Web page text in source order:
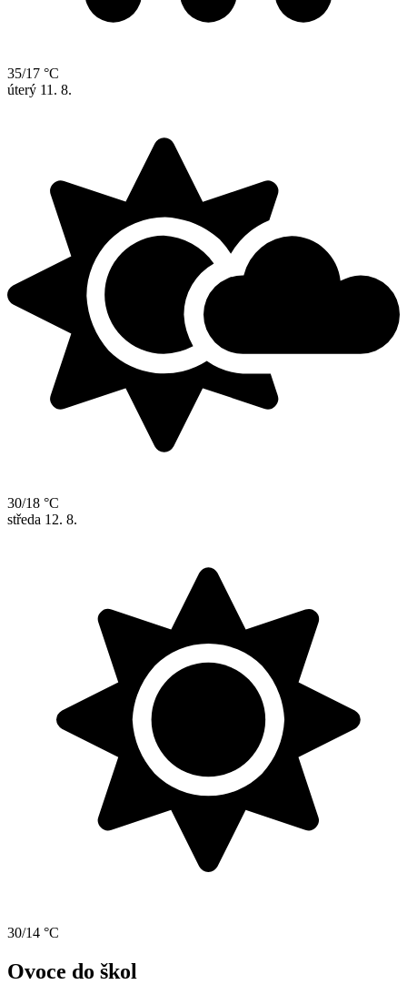
35/17 °C
úterý 11. 8.
30/18 °C
středa 12. 8.
30/14 °C
Ovoce do škol